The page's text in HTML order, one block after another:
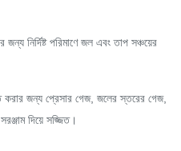
জন্য নির্দিষ্ট পরিমাণে জল এবং তাপ সঞ্চয়ের
করার জন্য প্রেসার গেজ, জলের স্তরের গেজ,
দিয়ে সজ্জিত।